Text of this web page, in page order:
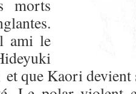
morts
ami le
que Kaori devient